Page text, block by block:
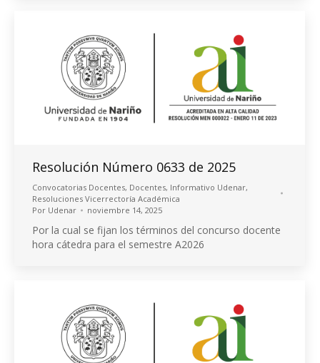
Resolución Número 0633 de 2025
Convocatorias Docentes, Docentes, Informativo Udenar,
Resoluciones Vicerrectoría Académica
Por Udenar noviembre 14, 2025
Por la cual se fijan los términos del concurso docente
hora cátedra para el semestre A2026